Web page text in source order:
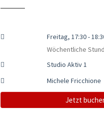
Freitag, 17:30 -
Wöchentliche
Studio Aktiv 1
Michele Fricchione
Jetzt